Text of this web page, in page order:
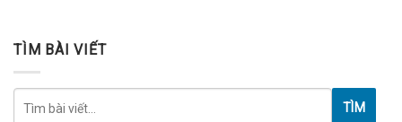
TÌM BÀI VIẾT
TÌM